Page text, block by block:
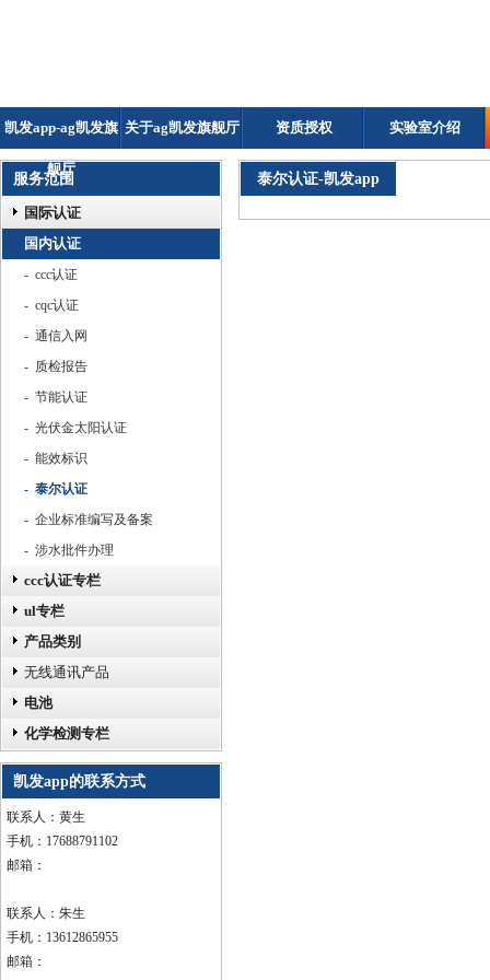
凯发app-ag凯发旗
舰厅
关于ag凯发旗舰厅 资质授权 实验室介绍
服务范围
国际认证
国内认证
- ccc认证
- cqc认证
- 通信入网
- 质检报告
- 节能认证
- 光伏金太阳认证
- 能效标识
- 泰尔认证
- 企业标准编写及备案
- 涉水批件办理
ccc认证专栏
ul专栏
产品类别
无线通讯产品
电池
化学检测专栏
凯发app的联系方式
联系人：黄生
手机：17688791102
邮箱：
联系人：朱生
手机：13612865955
邮箱：
泰尔认证-凯发app